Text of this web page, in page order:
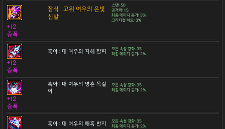
잠식 : 고위 여우의 은빛
신발
스탯: 50
공격력: 15
최종 데미지 증가: 3%
크리티컬 히트: 3%
+12
증폭
흑아 : 대 여우의 지혜 팔찌
모든 속성 강화: 35
최종 데미지 증가: 2%
+12
증폭
흑아 : 대 여우의 영혼 목걸
이
모든 속성 강화: 35
최종 데미지 증가: 2%
+12
증폭
흑아 : 대 여우의 매혹 반지
모든 속성 강화: 35
최종 데미지 증가: 2%